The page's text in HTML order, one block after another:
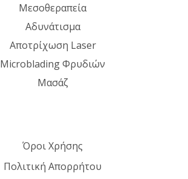
Μεσοθεραπεία
Αδυνάτισμα
Αποτρίχωση Laser
Microblading Φρυδιών
Μασάζ
Όροι Χρήσης
Πολιτική Απορρήτου